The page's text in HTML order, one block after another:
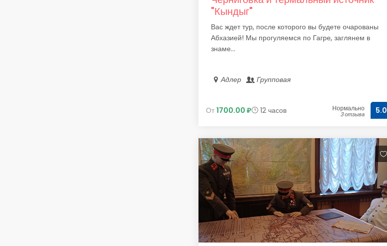
"Кындыг"
Вас ждет тур, после которого вы будете очарованы
Абхазией! Мы прогуляемся по Гагре, заглянем в
знаме...
Адлер Групповая
От 1700.00 ₽ 12 часов Нормально
3 отзыва 5.0